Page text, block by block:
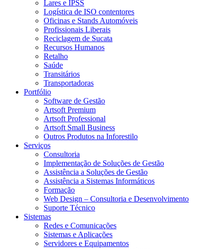
Lares e IPSS
Logística de ISO contentores
Oficinas e Stands Automóveis
Profissionais Liberais
Reciclagem de Sucata
Recursos Humanos
Retalho
Saúde
Transitários
Transportadoras
Portfólio
Software de Gestão
Artsoft Premium
Artsoft Professional
Artsoft Small Business
Outros Produtos na Inforestilo
Serviços
Consultoria
Implementação de Soluções de Gestão
Assistência a Soluções de Gestão
Assistência a Sistemas Informáticos
Formação
Web Design – Consultoria e Desenvolvimento
Suporte Técnico
Sistemas
Redes e Comunicações
Sistemas e Aplicações
Servidores e Equipamentos